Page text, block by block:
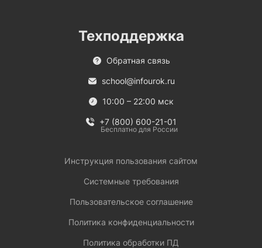
Техподдержка
Обратная связь
school@infourok.ru
10:00 – 22:00 мск
+7 (800) 600-21-01
Бесплатно для России
Инструкция пользования сайтом
Системные требования
Пользовательское соглашение
Политика конфиденциальности
Политика обработки ПД